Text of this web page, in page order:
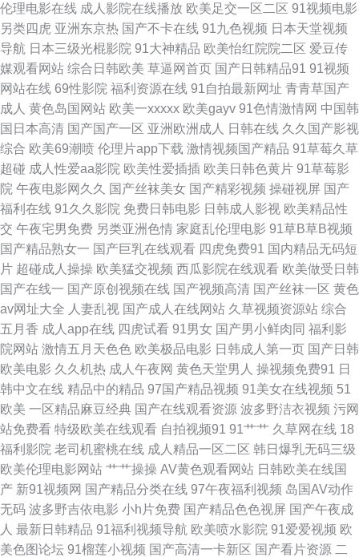
蕉青草 韩国无码伦理 久色成人网 日韩人妻无码破解 伊人久久狼人 91人操人
超碰操操 国产精品电 91私拍视频 岛国操逼片 另类综合小图i 欧美色图中文
欧美性爱影音先锋 91伊人叉 岛国成人福利影院 国内久精品 久久大香一本AV
午夜久久公司 91社区最新网址 操美女福利导航 国产精品女一区 久久草在线
日本三级毛片 亚洲性爱巨场 91网址在线观看 超碰成人免费 老湿机福利区 日
本免费A∨ 午夜熟女av影院 91少妇福利 wwww五月 精品视频资源 日韩色情
无码 亚洲瑟瑟瑟 国产操逼精品欧美 久草在线资源 日本理论53水 午夜射AV
91p最新网址 97人人插 成人色影WWWW 久久草精品视频 欧美怡春院 天天
色天天狼 伊人国产性爱在线 白丝美女被胸91 韩国射无码 欧美黄频 日韩有码
三级 91微拍视频 东京热资源站 久草午夜免费精品 青草视频综合在线 深夜欲
室导航 91蜜臀刺激网 大香蕉影视伊人 韩日二三区不卡 欧美韩日性爱炮图 五
月婷婷色网站 91理论视频 超碰自拍素人 韩国美女自慰 欧美A片网址 日韩伦
理在线观看 性爱午夜影院 91伊人超碰 成人视频免费网站 久久嫩草免费看 人
人肏人人 亚洲欧洲tv 91人妻人妻 超碰国内A片 韩国黄色av 男人影院AV 日韩
伦理电影在线 成人影院在线播放 欧美足交一区二区 91视频电影
另类四虎 亚洲东京热 国产不卡在线 91九色视频 日本天堂视频
导航 日本三级光棍影院 91大神精品 欧美怡红院院二区 爱豆传
媒观看网站 综合日韩欧美 草逼网首页 国产日韩精品91 91视频
网站在线 69性影院 福利资源在线 91自拍最新网址 青青草国产
成人 黄色岛国网站 欧美一xxxxx 欧美gayv 91色情激情网 中国韩
国日本高清 国产国产一区 亚洲欧洲成人 日韩在线 久久国产影视
综合 欧美69潮喷 伦理片app下载 激情视频国产精品 91草莓久草
超碰 成人性爱aa影院 欧美性爱插插 欧美日韩色黄片 91草莓影
院 午夜电影网久久 国产丝袜美女 国产精彩视频 操碰视屏 国产
福利在线 91久久影院 免费日韩电影 日韩成人影视 欧美精品性
交 午夜宅男免费 另类亚洲色情 家庭乱伦理电影 91草B草B视频
国产精品熟女一 国产巨乳在线观看 四虎免费91 国内精品无码短
片 超碰成人操操 欧美猛交视频 西瓜影院在线观看 欧美做受日韩
国产在线一 国产原创视频在线 国产视频高清 国产丝袜一区 黄色
av网址大全 人妻乱视 国产成人在线网站 久草视频资源站 综合
五月香 成人app在线 四虎试看 91男女 国产男小鲜肉同 福利影
院网站 激情五月天色色 欧美极品电影 日韩成人第一页 国产日韩
欧美电影 久久机热 成人午夜网 黄色天堂男人 操视频免费91 日
韩中文在线 精品中的精品 97国产精品视频 91美女在线视频 51
欧美 一区精品麻豆经典 国产在线观看资源 波多野洁衣视频 污网
站免费看 特级欧美在线观看 自拍视频91 91艹艹 久草网在线 18
福利影院 老司机蜜桃在线 成人精品一区二区 韩日爆乳无码三级
欧美伦理电影网站 艹艹操操 AV黄色观看网站 日韩欧美在线国
产 新91视频网 国产精品分类在线 97午夜福利视频 岛国AV动作
无码 波多野吉依电影 小h片免费 国产精品色色视屏 国产午夜成
人 最新日韩精品 91福利视频导航 欧美喷水影院 91爱爱视频 欧
美色图论坛 91榴莲小视频 国产高清一卡新区 国产看片资源 二